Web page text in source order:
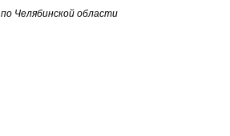
по Челябинской области